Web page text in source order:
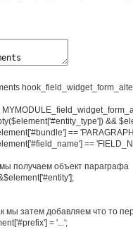
&&
==
==
получаем объект параграфа
мы затем добавляем что то
['#prefix'] = '...';